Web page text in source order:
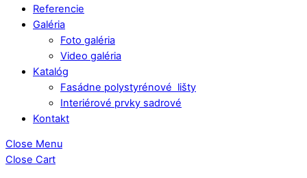
Referencie
Galéria
Foto galéria
Video galéria
Katalóg
Fasádne polystyrénové lišty
Interiérové prvky sadrové
Kontakt
Close Menu
Close Cart